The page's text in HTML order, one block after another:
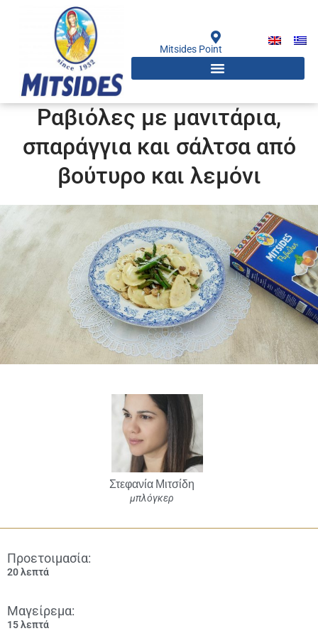
Mitsides Point
Ραβιόλες με μανιτάρια,
σπαράγγια και σάλτσα από
βούτυρο και λεμόνι
Στεφανία Μιτσίδη
μπλόγκερ
Προετοιμασία:
20 λεπτά
Μαγείρεμα:
15 λεπτά